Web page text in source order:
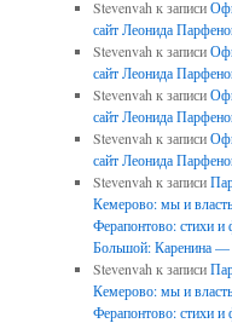
Stevenvah к записи
сайт Леонида
Stevenvah к записи
сайт Леонида
Stevenvah к записи
сайт Леонида
Stevenvah к записи
сайт Леонида
Stevenvah к записи
Кемерово: мы и
Ферапонтово: стихи и
Большой: Каренина —
Stevenvah к записи
Кемерово: мы и
Ферапонтово: стихи и